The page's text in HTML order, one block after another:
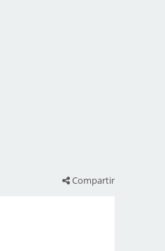
Compartir